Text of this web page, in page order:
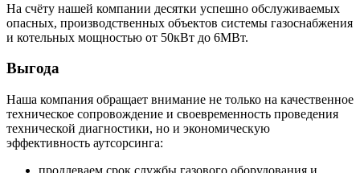
На счёту нашей компании десятки успешно обслуживаемых
опасных, производственных объектов системы газоснабжения
и котельных мощностью от 50кВт до 6МВт.
Выгода
Наша компания обращает внимание не только на качественное
техническое сопровождение и своевременность проведения
технической диагностики, но и экономическую
эффективность аутсорсинга:
продлеваем срок службы газового оборудования и